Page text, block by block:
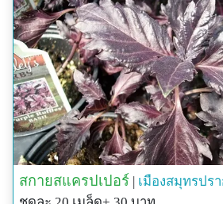
สกายสแครปเปอร์ | เมืองสมุทรปร